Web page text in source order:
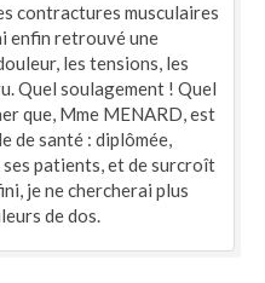
contractures musculaires
enfin retrouvé une
les tensions, les
Quel soulagement ! Quel
que, Mme MENARD, est
de santé : diplômée,
patients, et de surcroît
je ne chercherai plus
de dos.